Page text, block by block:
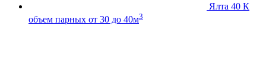
Ялта 40 К
объем парных от 30 до 40м3